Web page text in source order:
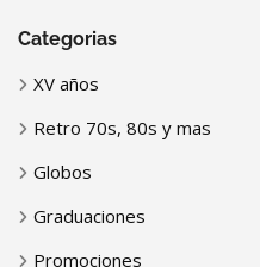
Categorias
XV años
Retro 70s, 80s y mas
Globos
Graduaciones
Promociones